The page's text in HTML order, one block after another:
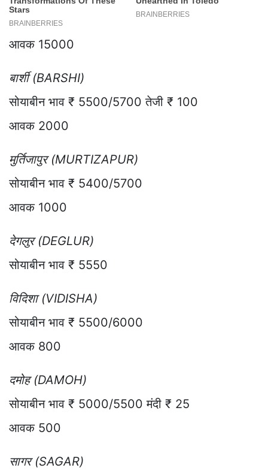
आवक 15000
बार्शी (BARSHI)
सोयाबीन भाव ₹ 5500/5700 तेजी ₹ 100
आवक 2000
मुर्तिजापुर (MURTIZAPUR)
सोयाबीन भाव ₹ 5400/5700
आवक 1000
देगलुर (DEGLUR)
सोयाबीन भाव ₹ 5550
विदिशा (VIDISHA)
सोयाबीन भाव ₹ 5500/6000
आवक 800
दमोह (DAMOH)
सोयाबीन भाव ₹ 5000/5500 मंदी ₹ 25
आवक 500
सागर (SAGAR)